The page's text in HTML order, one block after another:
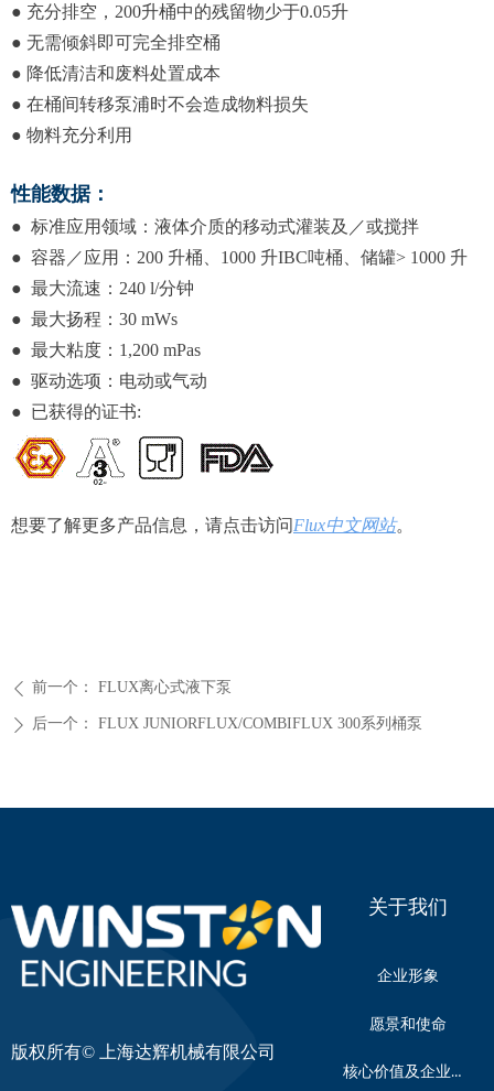
ꄴ 前一个： FLUX离心式液下泵
ꄲ 后一个： FLUX JUNIORFLUX/COMBIFLUX 300系列桶泵
● 充分排空，200升桶中的残留物少于0.05升
● 无需倾斜即可完全排空桶
● 降低清洁和废料处置成本
● 在桶间转移泵浦时不会造成物料损失
● 物料充分利用
性能数据：
● 标准应用领域：液体介质的移动式灌装及／或搅拌
● 容器／应用：200 升桶、1000 升IBC吨桶、储罐> 1000 升
● 最大流速：240 l/分钟
● 最大扬程：30 mWs
● 最大粘度：1,200 mPas
● 驱动选项：电动或气动
● 已获得的证书:
想要了解更多产品信息，请点击访问Flux中文网站。
版权所有© 上海达辉机械有限公司
关于我们
企业形象
愿景和使命
核心价值及企业文化